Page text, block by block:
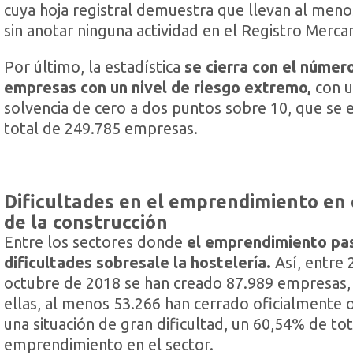
cuya hoja registral demuestra que llevan al
sin anotar ninguna actividad en el Registro
Por último, la estadística se cierra con el
empresas con un nivel de riesgo extremo, con
solvencia de cero a dos puntos sobre 10, que se
total de 249.785 empresas.
Dificultades en el emprendimiento en
de la construcción
Entre los sectores donde el emprendimiento
dificultades sobresale la hostelería. Así, entre
octubre de 2018 se han creado 87.989
ellas, al menos 53.266 han cerrado oficialmente
una situación de gran dificultad, un 60,54% de
emprendimiento en el sector.